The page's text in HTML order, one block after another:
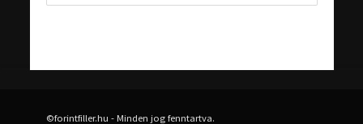
©forintfiller.hu - Minden jog fenntartva.